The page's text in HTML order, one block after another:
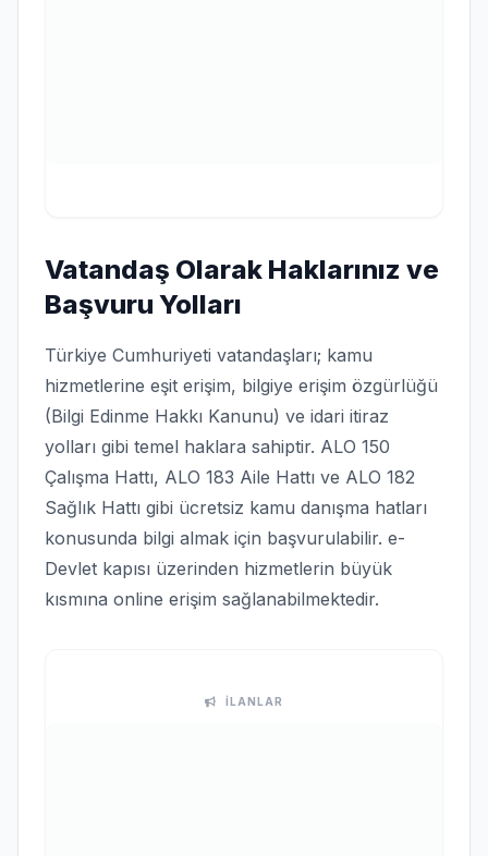
Vatandaş Olarak Haklarınız ve
Başvuru Yolları
Türkiye Cumhuriyeti vatandaşları; kamu
hizmetlerine eşit erişim, bilgiye erişim özgürlüğü
(Bilgi Edinme Hakkı Kanunu) ve idari itiraz
yolları gibi temel haklara sahiptir. ALO 150
Çalışma Hattı, ALO 183 Aile Hattı ve ALO 182
Sağlık Hattı gibi ücretsiz kamu danışma hatları
konusunda bilgi almak için başvurulabilir. e-
Devlet kapısı üzerinden hizmetlerin büyük
kısmına online erişim sağlanabilmektedir.
İLANLAR